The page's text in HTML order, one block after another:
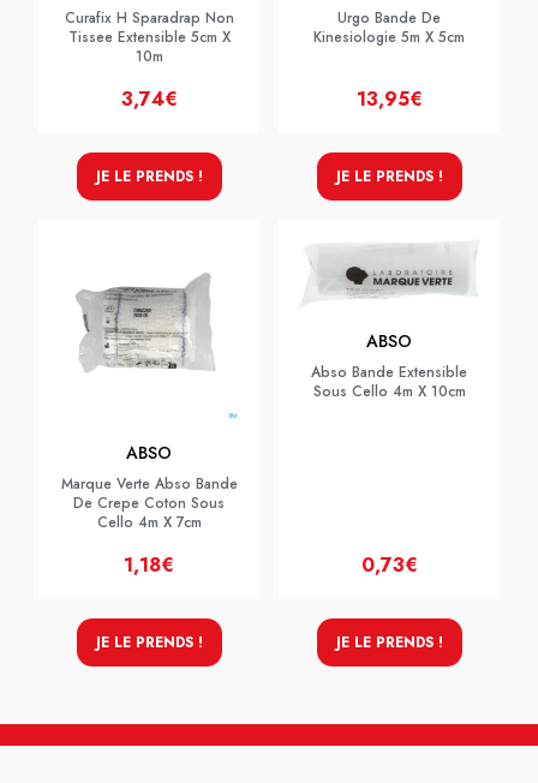
Curafix H Sparadrap Non
Tissee Extensible 5cm X
10m
3,74€
JE LE PRENDS !
Urgo Bande De
Kinesiologie 5m X 5cm
13,95€
JE LE PRENDS !
ABSO
Marque Verte Abso Bande
De Crepe Coton Sous
Cello 4m X 7cm
1,18€
JE LE PRENDS !
ABSO
Abso Bande Extensible
Sous Cello 4m X 10cm
0,73€
JE LE PRENDS !